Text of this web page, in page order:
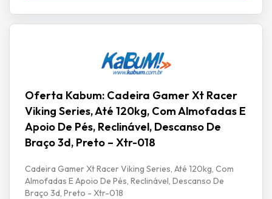
Oferta Kabum: Cadeira Gamer Xt Racer
Viking Series, Até 120kg, Com Almofadas E
Apoio De Pés, Reclinável, Descanso De
Braço 3d, Preto – Xtr-018
Cadeira Gamer Xt Racer Viking Series, Até 120kg, Com
Almofadas E Apoio De Pés, Reclinável, Descanso De
Braço 3d, Preto - Xtr-018